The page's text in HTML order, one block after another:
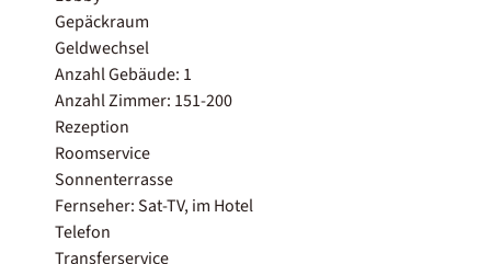
Gepäckraum
Geldwechsel
Anzahl Gebäude: 1
Anzahl Zimmer: 151-200
Rezeption
Roomservice
Sonnenterrasse
Fernseher: Sat-TV, im Hotel
Telefon
Transferservice